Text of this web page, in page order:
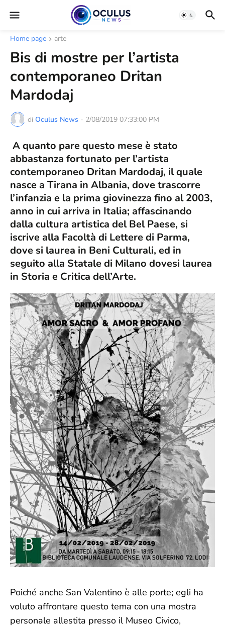
Home page arte
Bis di mostre per l’artista
contemporaneo Dritan
Mardodaj
di Oculus News - 2/08/2019 07:33:00 PM
A quanto pare questo mese è stato
abbastanza fortunato per l’artista
contemporaneo Dritan Mardodaj, il quale
nasce a Tirana in Albania, dove trascorre
l’infanzia e la prima giovinezza fino al 2003,
anno in cui arriva in Italia; affascinando
dalla cultura artistica del Bel Paese, si
iscrive alla Facoltà di Lettere di Parma,
dove si laurea in Beni Culturali, ed in
seguito alla Statale di Milano dovesi laurea
in Storia e Critica dell’Arte.
Poiché anche San Valentino è alle porte; egli ha
voluto affrontare questo tema con una mostra
personale allestita presso il Museo Civico,